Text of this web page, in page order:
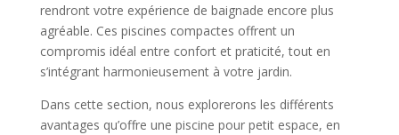
rendront votre expérience de baignade encore plus
agréable. Ces piscines compactes offrent un
compromis idéal entre confort et praticité, tout en
s’intégrant harmonieusement à votre jardin.
Dans cette section, nous explorerons les différents
avantages qu’offre une piscine pour petit espace, en